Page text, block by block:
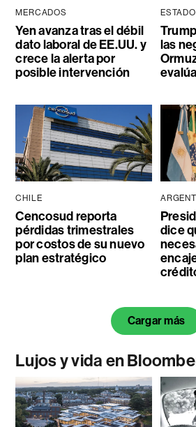
MERCADOS
Yen avanza tras el débil
dato laboral de EE.UU. y
crece la alerta por
posible intervención
las
CHILE
Cencosud reporta
pérdidas trimestrales
por costos de su nuevo
plan estratégico
dice
Cargar más
Lujos y vida en